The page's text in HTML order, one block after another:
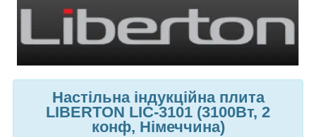
Настільна індукційна плита
LIBERTON LIC-3101 (3100Вт, 2
конф, Німеччина)